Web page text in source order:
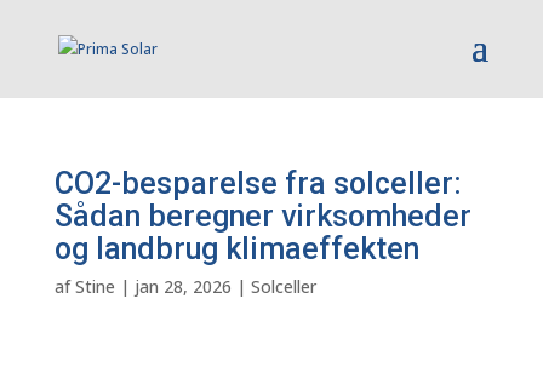
CO2-besparelse fra solceller:
Sådan beregner virksomheder
og landbrug klimaeffekten
afStine | jan 28, 2026 | Solceller